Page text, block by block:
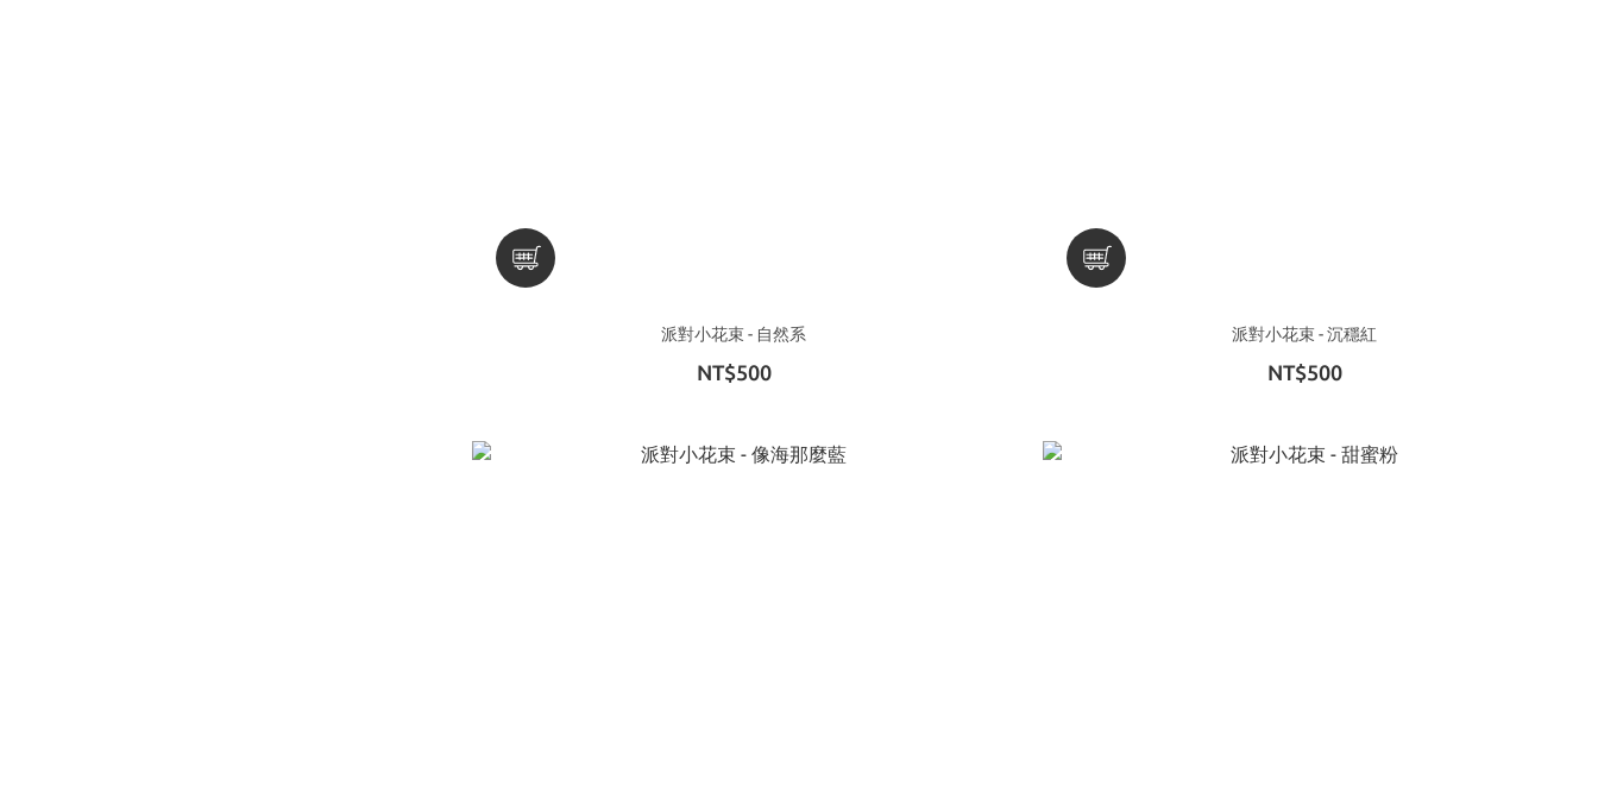
派對小花束 - 自然系
NT$500
派對小花束 - 沉穩紅
NT$500